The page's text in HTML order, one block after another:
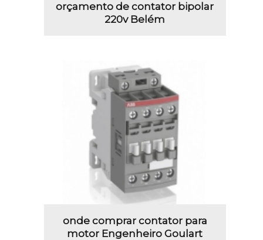
orçamento de contator bipolar
220v Belém
onde comprar contator para
motor Engenheiro Goulart